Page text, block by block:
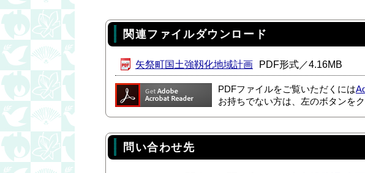
関連ファイルダウンロード
矢祭町国土強靱化地域計画 PDF形式／4.16MB
PDFファイルをご覧いただくには
お持ちでない方は、左のボタンを
問い合わせ先